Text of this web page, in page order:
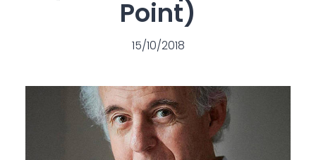
Point)
15/10/2018